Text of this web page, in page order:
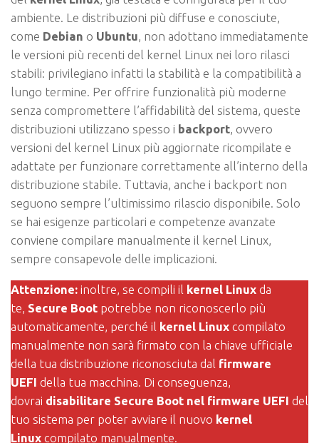
ambiente. Le distribuzioni più diffuse e conosciute,
come Debian o Ubuntu, non adottano immediatamente
le versioni più recenti del kernel Linux nei loro rilasci
stabili: privilegiano infatti la stabilità e la compatibilità a
lungo termine. Per offrire funzionalità più moderne
senza compromettere l’affidabilità del sistema, queste
distribuzioni utilizzano spesso i backport, ovvero
versioni del kernel Linux più aggiornate ricompilate e
adattate per funzionare correttamente all’interno della
distribuzione stabile. Tuttavia, anche i backport non
seguono sempre l’ultimissimo rilascio disponibile. Solo
se hai esigenze particolari e competenze avanzate
conviene compilare manualmente il kernel Linux,
sempre consapevole delle implicazioni.
Attenzione: inoltre, se compili il kernel Linux da
te, Secure Boot potrebbe non riconoscerlo più
automaticamente, perché il kernel Linux compilato
manualmente non sarà firmato con la chiave ufficiale
della tua distribuzione riconosciuta dal firmware
UEFI della tua macchina. Di conseguenza,
dovrai disabilitare Secure Boot nel firmware UEFI del
tuo sistema per poter avviare il nuovo kernel
Linux compilato manualmente.